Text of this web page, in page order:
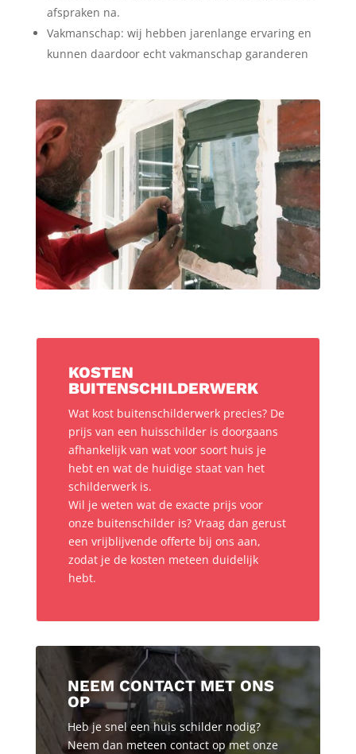
afspraken na.
Vakmanschap: wij hebben jarenlange ervaring en
kunnen daardoor echt vakmanschap garanderen
KOSTEN
BUITENSCHILDERWERK
Wat kost buitenschilderwerk precies? De
prijs van een huisschilder is doorgaans
afhankelijk van wat voor soort huis je
hebt en wat de huidige staat van het
schilderwerk is.
Wil je weten wat de exacte prijs voor
onze buitenschilder is? Vraag dan gerust
een vrijblijvende offerte bij ons aan,
zodat je de kosten meteen duidelijk
hebt.
NEEM CONTACT MET ONS
OP
Heb je snel een huis schilder nodig?
Neem dan meteen contact op met onze